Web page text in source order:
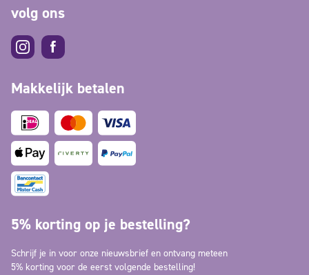
volg ons
Makkelijk betalen
5% korting op je bestelling?
Schrijf je in voor onze nieuwsbrief en ontvang meteen
5% korting voor de eerst volgende bestelling!